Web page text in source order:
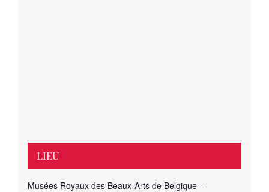
LIEU
Musées Royaux des Beaux-Arts de Belgique –